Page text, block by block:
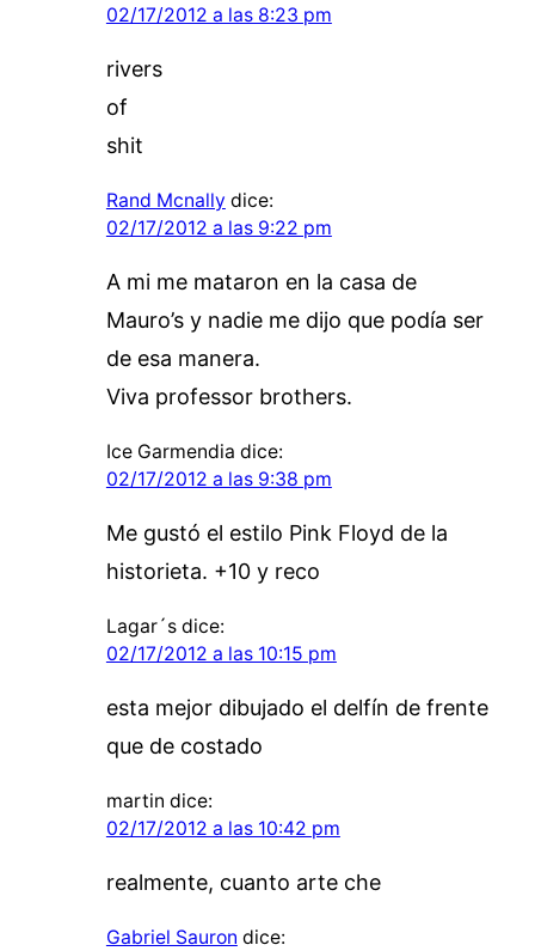
02/17/2012 a las 8:23 pm
rivers
of
shit
Rand Mcnally dice:
02/17/2012 a las 9:22 pm
A mi me mataron en la casa de
Mauro’s y nadie me dijo que podía ser
de esa manera.
Viva professor brothers.
Ice Garmendia dice:
02/17/2012 a las 9:38 pm
Me gustó el estilo Pink Floyd de la
historieta. +10 y reco
Lagar´s dice:
02/17/2012 a las 10:15 pm
esta mejor dibujado el delfín de frente
que de costado
martin dice:
02/17/2012 a las 10:42 pm
realmente, cuanto arte che
Gabriel Sauron dice: